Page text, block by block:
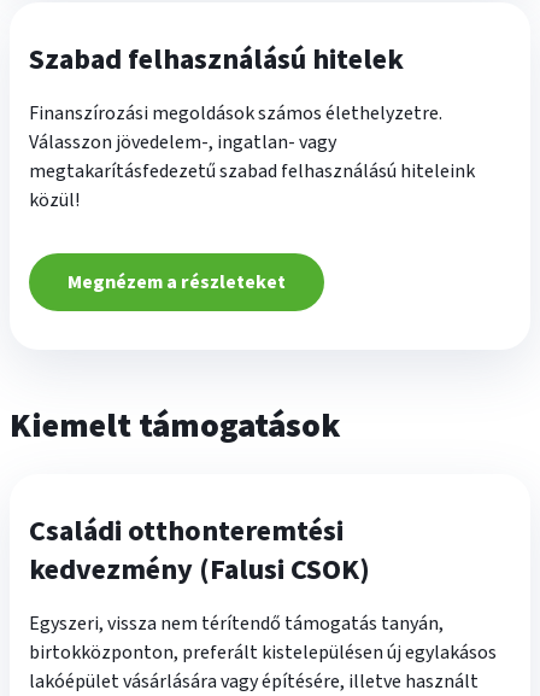
Szabad felhasználású hitelek
Finanszírozási megoldások számos élethelyzetre.
Válasszon jövedelem-, ingatlan- vagy
megtakarításfedezetű szabad felhasználású hiteleink
közül!
Megnézem a részleteket
Kiemelt támogatások
Családi otthonteremtési
kedvezmény (Falusi CSOK)
Egyszeri, vissza nem térítendő támogatás tanyán,
birtokközponton, preferált kistelepülésen új egylakásos
lakóépület vásárlására vagy építésére, illetve használt